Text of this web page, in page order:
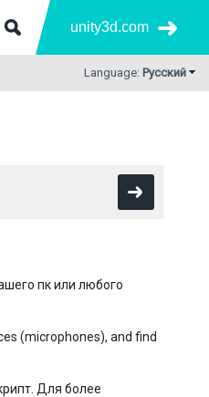
unity3d.com
Language: Русский
пк или любого
(microphones), and find
Для более